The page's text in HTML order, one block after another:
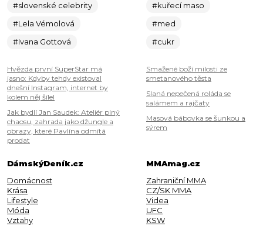
#slovenské celebrity
#Lela Vémolová
#Ivana Gottová
Hvězda první SuperStar má
jasno: Kdyby tehdy existoval
dnešní Instagram, internet by
kolem něj šílel
Jak bydlí Jan Saudek: Ateliér plný
chaosu, zahrada jako džungle a
obrazy, které Pavlína odmítá
prodat
#kuřecí maso
#med
#cukr
Smažené boží milosti ze
smetanového těsta
Slaná nepečená roláda se
salámem a rajčaty
Masová bábovka se šunkou a
sýrem
DámskýDeník.cz
Domácnost
Krása
Lifestyle
Móda
Vztahy
MMAmag.cz
Zahraniční MMA
CZ/SK MMA
Videa
UFC
KSW